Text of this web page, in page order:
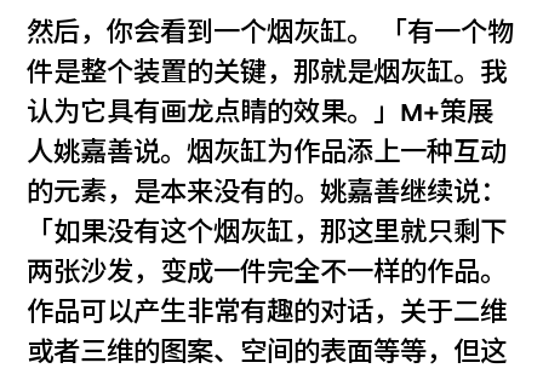
然后，你会看到一个烟灰缸。 「有一个物
件是整个装置的关键，那就是烟灰缸。我
认为它具有画龙点睛的效果。」M+策展
人姚嘉善说。烟灰缸为作品添上一种互动
的元素，是本来没有的。姚嘉善继续说：
「如果没有这个烟灰缸，那这里就只剩下
两张沙发，变成一件完全不一样的作品。
作品可以产生非常有趣的对话，关于二维
或者三维的图案、空间的表面等等，但这